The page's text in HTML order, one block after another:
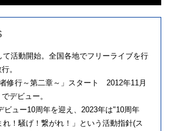
て活動開始。全国各地でフリーライブを行
。
修行～第二章～」スタート 2012年11⽉
デビュー。
ビュー10周年を迎え、2023年は"10周年
！騒げ！繋がれ！」という活動指針(ス